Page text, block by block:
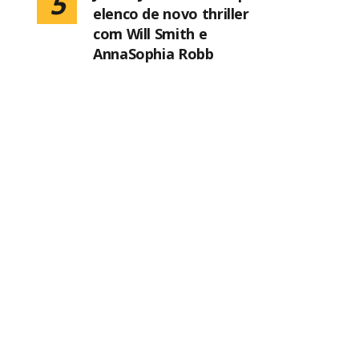
elenco de novo thriller
com Will Smith e
AnnaSophia Robb